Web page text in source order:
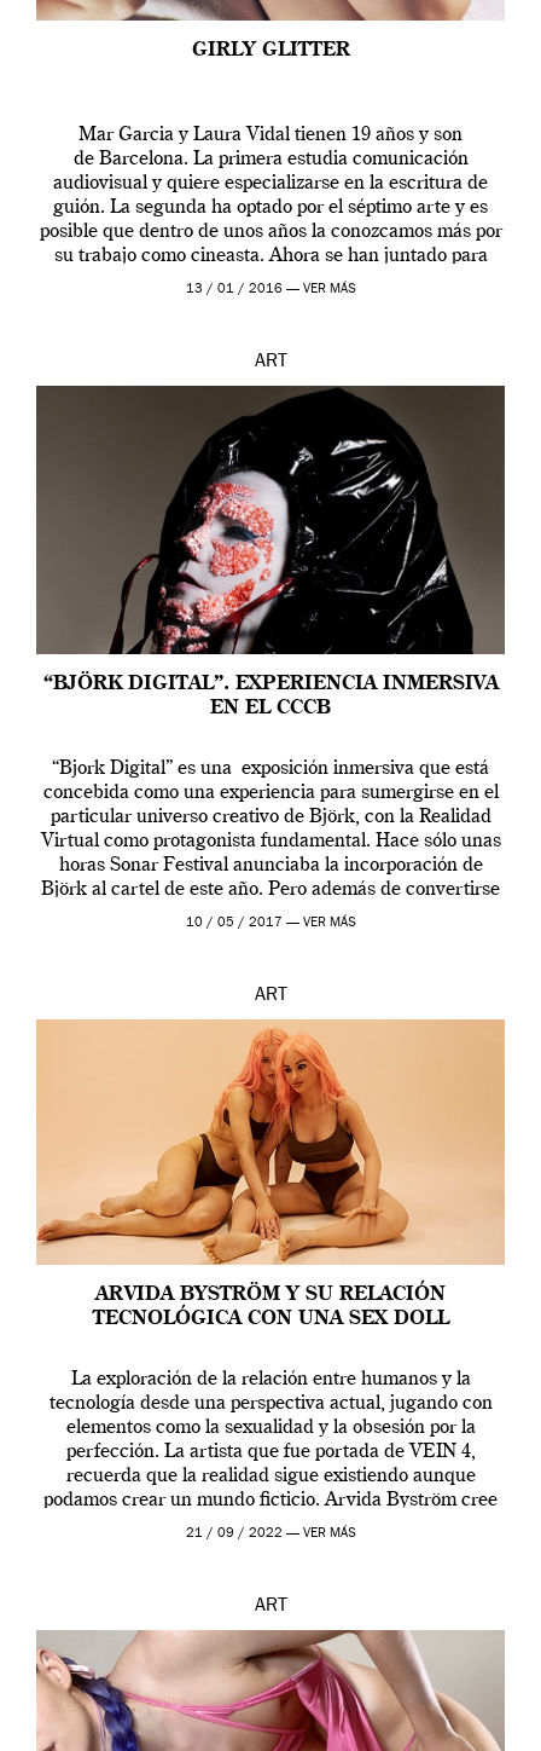
GIRLY GLITTER
Mar Garcia y Laura Vidal tienen 19 años y son
de Barcelona. La primera estudia comunicación
audiovisual y quiere especializarse en la escritura de
guión. La segunda ha optado por el séptimo arte y es
posible que dentro de unos años la conozcamos más por
su trabajo como cineasta. Ahora se han juntado para
contarnos una […]
13 / 01 / 2016 — VER MÁS
ART
“BJÖRK DIGITAL”. EXPERIENCIA INMERSIVA
EN EL CCCB
“Bjork Digital” es una exposición inmersiva que está
concebida como una experiencia para sumergirse en el
particular universo creativo de Björk, con la Realidad
Virtual como protagonista fundamental. Hace sólo unas
horas Sonar Festival anunciaba la incorporación de
Björk al cartel de este año. Pero además de convertirse
en una de las actuaciones más relevantes […]
10 / 05 / 2017 — VER MÁS
ART
ARVIDA BYSTRÖM Y SU RELACIÓN
TECNOLÓGICA CON UNA SEX DOLL
La exploración de la relación entre humanos y la
tecnología desde una perspectiva actual, jugando con
elementos como la sexualidad y la obsesión por la
perfección. La artista que fue portada de VEIN 4,
recuerda que la realidad sigue existiendo aunque
podamos crear un mundo ficticio. Arvida Byström cree
que los humanos tienen un complejo […]
21 / 09 / 2022 — VER MÁS
ART